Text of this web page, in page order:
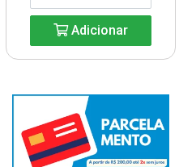
Adicionar